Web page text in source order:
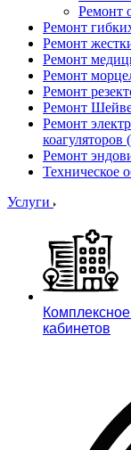
Ремонт
Ремонт
Ремонт
Ремонт
Ремонт
Ремонт
Ремонт
Ремонт
Ремонт
Техническое
Услуги
кабинетов